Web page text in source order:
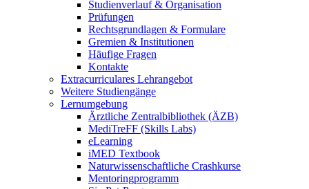
Studienverlauf & Organisation
Prüfungen
Rechtsgrundlagen & Formulare
Gremien & Institutionen
Häufige Fragen
Kontakte
Extracurriculares Lehrangebot
Weitere Studiengänge
Lernumgebung
Ärztliche Zentralbibliothek (ÄZB)
MediTreFF (Skills Labs)
eLearning
iMED Textbook
Naturwissenschaftliche Crashkurse
Mentoringprogramm